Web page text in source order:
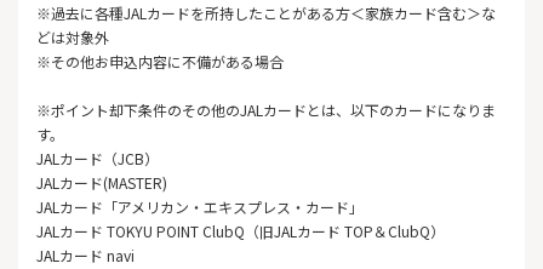
※過去に各種JALカードを所持したことがある方＜家族カード含む＞な
どは対象外
※その他お申込内容に不備がある場合
※ポイント却下条件のその他のJALカードとは、以下のカードになりま
す。
JALカード（JCB）
JALカード(MASTER)
JALカード「アメリカン・エキスプレス・カード」
JALカード TOKYU POINT ClubQ（旧JALカード TOP＆ClubQ）
JALカード navi